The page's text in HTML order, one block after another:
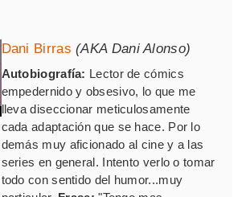
Dani Birras (AKA Dani Alonso)
Autobiografía: Lector de cómics
empedernido y obsesivo, lo que me
lleva diseccionar meticulosamente
cada adaptación que se hace. Por lo
demás muy aficionado al cine y a las
series en general. Intento verlo o tomar
todo con sentido del humor...muy